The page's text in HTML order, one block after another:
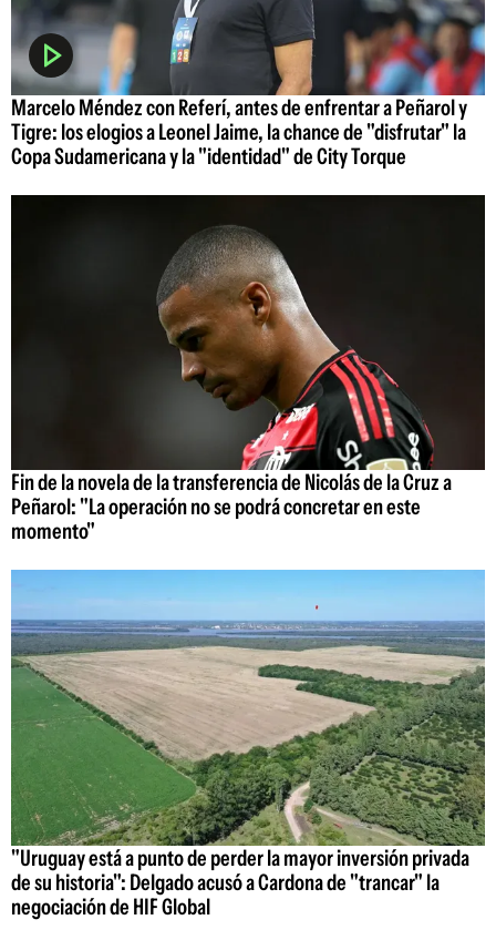
Marcelo Méndez con Referí, antes de enfrentar a Peñarol y
Tigre: los elogios a Leonel Jaime, la chance de "disfrutar" la
Copa Sudamericana y la "identidad" de City Torque
Fin de la novela de la transferencia de Nicolás de la Cruz a
Peñarol: "La operación no se podrá concretar en este
momento"
"Uruguay está a punto de perder la mayor inversión privada
de su historia": Delgado acusó a Cardona de "trancar" la
negociación de HIF Global